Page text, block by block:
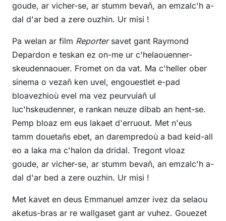
goude, ar vicher-se, ar stumm bevañ, an emzalc'h a-
dal d'ar bed a zere ouzhin. Ur misi !
Pa welan ar film Reportersavet gant Raymond
Depardon e teskan ez on-me ur c'helaouenner-
skeudennaouer. Fromet on da vat. Ma c'heller ober
sinema o vezañ ken uvel, engouestlet e-pad
bloavezhioù evel ma vez peurvuiañ ul
luc'hskeudenner, e rankan neuze dibab an hent-se.
Pemp bloaz em eus lakaet d'erruout. Met n'eus
tamm douetañs ebet, an darempredoù a bad keid-all
eo a laka ma c'halon da dridal. Tregont vloaz
goude, ar vicher-se, ar stumm bevañ, an emzalc'h a-
dal d'ar bed a zere ouzhin. Ur misi !
Met kavet en deus Emmanuel amzer ivez da selaou
aketus-bras ar re wallgaset gant ar vuhez. Gouezet